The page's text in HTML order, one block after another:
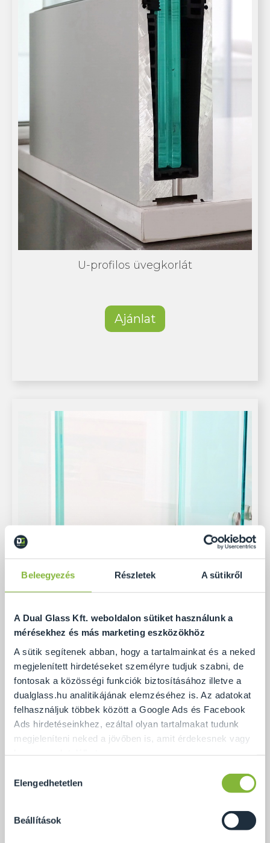
Beleegyezés Részletek A sütikről
A Dual Glass Kft. weboldalon sütiket használunk a
mérésekhez és más marketing eszközökhöz
A sütik segítenek abban, hogy a tartalmainkat és a neked
megjelenített hirdetéseket személyre tudjuk szabni, de
fontosak a közösségi funkciók biztosításához illetve a
dualglass.hu analitikájának elemzéséhez is. Az adatokat
felhasználjuk többek között a Google Ads és Facebook
Ads hirdetéseinkhez, ezáltal olyan tartalmakat tudunk
megjeleníteni neked a jövőben is, amit érdekesnek vagy
Ennek a biztosításához
arra kérünk, hogy engedd meg
Természetesen
soha semmilyen formában nem fogunk visszaélni ezzel
és később bármikor megváltoztathatod a döntésed ezzel
kiválasztása
Elengedhetetlen
Beállítások
U-profilos üvegkorlát
Ajánlat
Pontmegfogásos üvegkorlát